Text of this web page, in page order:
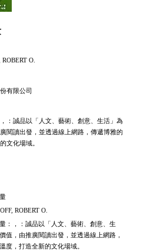
O.
有限公司
：誠品以「人文、藝術、創意、生活」為
閱讀出發，並透過線上網路，傳遞博雅的
文化場域。
ROBERT O.
：，：誠品以「人文、藝術、創意、生
值，由推廣閱讀出發，並透過線上網路，
度，打造全新的文化場域。